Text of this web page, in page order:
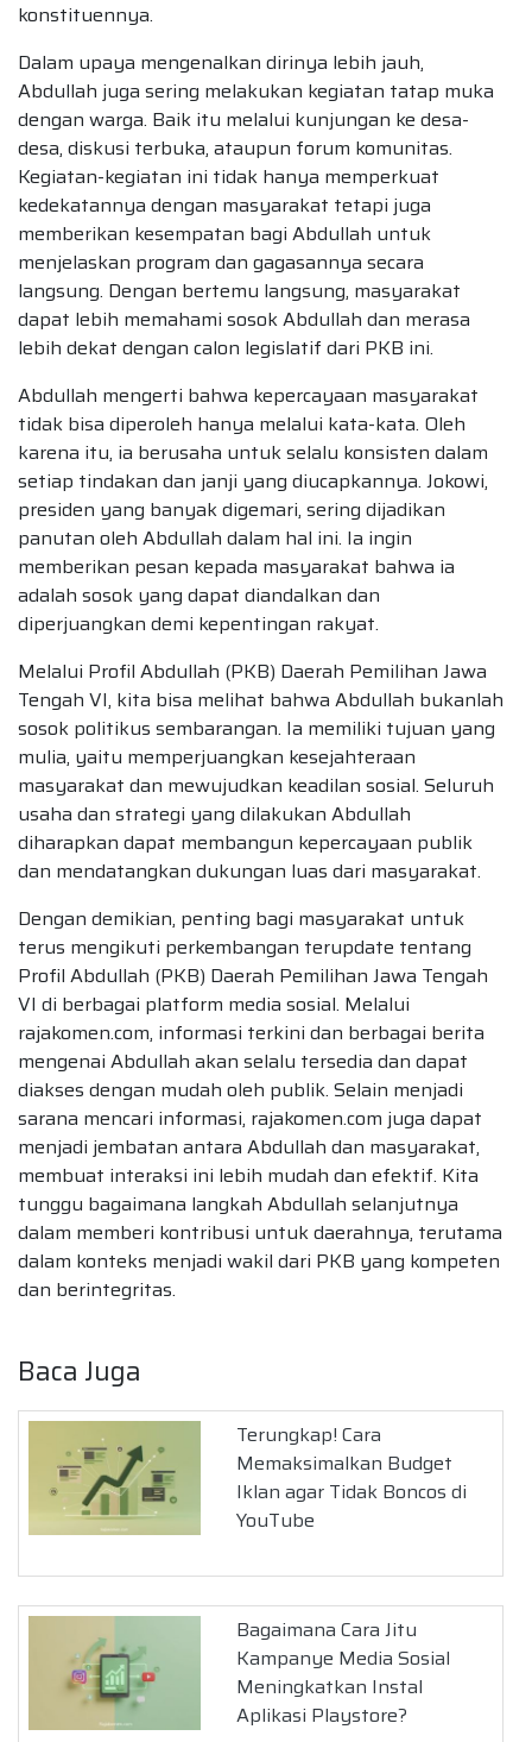
konstituennya.
Dalam upaya mengenalkan dirinya lebih jauh,
Abdullah juga sering melakukan kegiatan tatap muka
dengan warga. Baik itu melalui kunjungan ke desa-
desa, diskusi terbuka, ataupun forum komunitas.
Kegiatan-kegiatan ini tidak hanya memperkuat
kedekatannya dengan masyarakat tetapi juga
memberikan kesempatan bagi Abdullah untuk
menjelaskan program dan gagasannya secara
langsung. Dengan bertemu langsung, masyarakat
dapat lebih memahami sosok Abdullah dan merasa
lebih dekat dengan calon legislatif dari PKB ini.
Abdullah mengerti bahwa kepercayaan masyarakat
tidak bisa diperoleh hanya melalui kata-kata. Oleh
karena itu, ia berusaha untuk selalu konsisten dalam
setiap tindakan dan janji yang diucapkannya. Jokowi,
presiden yang banyak digemari, sering dijadikan
panutan oleh Abdullah dalam hal ini. Ia ingin
memberikan pesan kepada masyarakat bahwa ia
adalah sosok yang dapat diandalkan dan
diperjuangkan demi kepentingan rakyat.
Melalui Profil Abdullah (PKB) Daerah Pemilihan Jawa
Tengah VI, kita bisa melihat bahwa Abdullah bukanlah
sosok politikus sembarangan. Ia memiliki tujuan yang
mulia, yaitu memperjuangkan kesejahteraan
masyarakat dan mewujudkan keadilan sosial. Seluruh
usaha dan strategi yang dilakukan Abdullah
diharapkan dapat membangun kepercayaan publik
dan mendatangkan dukungan luas dari masyarakat.
Dengan demikian, penting bagi masyarakat untuk
terus mengikuti perkembangan terupdate tentang
Profil Abdullah (PKB) Daerah Pemilihan Jawa Tengah
VI di berbagai platform media sosial. Melalui
rajakomen.com, informasi terkini dan berbagai berita
mengenai Abdullah akan selalu tersedia dan dapat
diakses dengan mudah oleh publik. Selain menjadi
sarana mencari informasi, rajakomen.com juga dapat
menjadi jembatan antara Abdullah dan masyarakat,
membuat interaksi ini lebih mudah dan efektif. Kita
tunggu bagaimana langkah Abdullah selanjutnya
dalam memberi kontribusi untuk daerahnya, terutama
dalam konteks menjadi wakil dari PKB yang kompeten
dan berintegritas.
Baca Juga
Terungkap! Cara
Memaksimalkan Budget
Iklan agar Tidak Boncos di
YouTube
Bagaimana Cara Jitu
Kampanye Media Sosial
Meningkatkan Instal
Aplikasi Playstore?